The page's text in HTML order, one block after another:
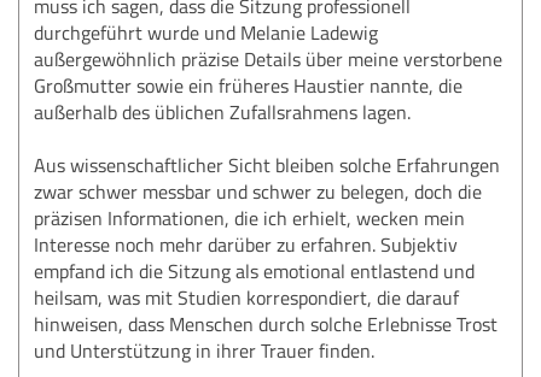
muss ich sagen, dass die Sitzung professionell
durchgeführt wurde und Melanie Ladewig
außergewöhnlich präzise Details über meine verstorbene
Großmutter sowie ein früheres Haustier nannte, die
außerhalb des üblichen Zufallsrahmens lagen.
Aus wissenschaftlicher Sicht bleiben solche Erfahrungen
zwar schwer messbar und schwer zu belegen, doch die
präzisen Informationen, die ich erhielt, wecken mein
Interesse noch mehr darüber zu erfahren. Subjektiv
empfand ich die Sitzung als emotional entlastend und
heilsam, was mit Studien korrespondiert, die darauf
hinweisen, dass Menschen durch solche Erlebnisse Trost
und Unterstützung in ihrer Trauer finden.